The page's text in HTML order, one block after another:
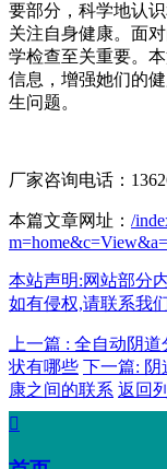
要部分，科学地认
关注自身健康。面
学检查至关重要。
信息，增强她们的
生问题。
厂家咨询电话：
本篇文章网址： /
本站声明:网站部分
如有侵权,请联系我
上一篇 : 全自动阴
状有哪些 下一篇: 阴
康之间的联系 返回
